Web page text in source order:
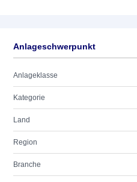
Anlageschwerpunkt
Anlageklasse
Kategorie
Land
Region
Branche